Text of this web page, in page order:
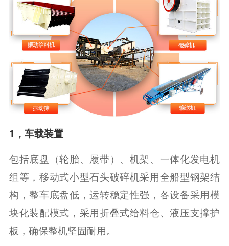
1，车载装置
包括底盘（轮胎、履带）、机架、一体化发电机
组等，移动式小型石头破碎机采用全船型钢架结
构，整车底盘低，运转稳定性强，各设备采用模
块化装配模式，采用折叠式给料仓、液压支撑护
板，确保整机坚固耐用。